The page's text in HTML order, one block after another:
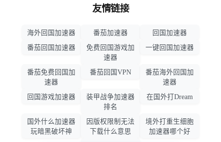
友情链接
海外回国加速器 番茄加速器
回国加速器
番茄回国加速器
免费回国游戏加
速器
一键回国加速器
番茄免费回国加
速器
番茄回国VPN
番茄海外回国加
速器
回国游戏加速器
装甲战争加速器
排名
在国外打Dream
国外什么加速器
玩暗黑破坏神
因版权限制无法
下载什么意思
境外打重生细胞
加速器哪个好